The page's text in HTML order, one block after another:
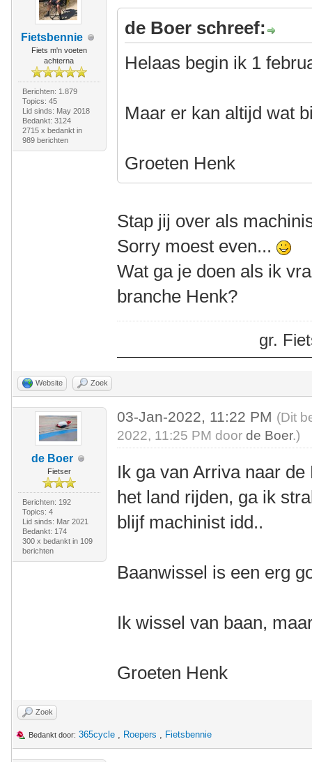
Fietsbennie
Fiets m'n voeten
achterna
Berichten: 1.879
Topics: 45
Lid sinds: May 2018
Bedankt: 3124
2715 x bedankt in
989 berichten
de Boer schreef:
Helaas begin ik 1
Maar er kan altijd wat
Groeten Henk
Stap jij over als
Sorry moest even...
Wat ga je doen als ik
branche Henk?
gr.
Website Zoek
de Boer
Fietser
Berichten: 192
Topics: 4
Lid sinds: Mar 2021
Bedankt: 174
300 x bedankt in 109
berichten
03-Jan-2022, 11:22 PM (Dit
2022, 11:25 PM doorde Boer.)
Ik ga van Arriva naar
het land rijden, ga ik
blijf machinist idd..
Baanwissel is een erg
Ik wissel van baan,
Groeten Henk
Zoek
Bedankt door: 365cycle , Roepers , Fietsbennie